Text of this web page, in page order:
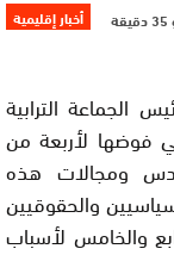
أخبار إقليمية
الترابية
فوضها لأربعة من
ومجالات هذه
والحقوقيين
والخامس لأسباب